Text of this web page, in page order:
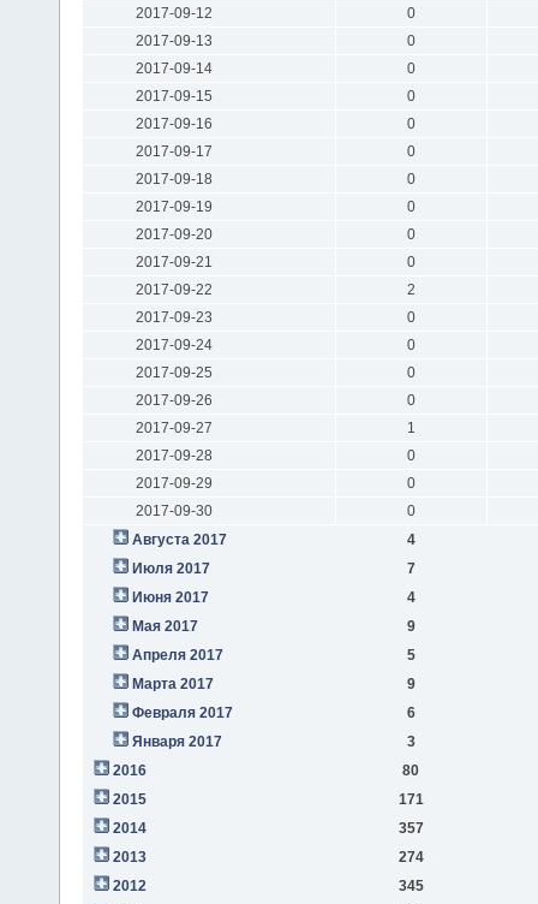
2017-09-12
0
2017-09-13
0
2017-09-14
0
2017-09-15
0
2017-09-16
0
2017-09-17
0
2017-09-18
0
2017-09-19
0
2017-09-20
0
2017-09-21
0
2017-09-22
2
2017-09-23
0
2017-09-24
0
2017-09-25
0
2017-09-26
0
2017-09-27
1
2017-09-28
0
2017-09-29
0
2017-09-30
0
Августа 2017
4
Июля 2017
7
Июня 2017
4
Мая 2017
9
Апреля 2017
5
Марта 2017
9
Февраля 2017
6
Января 2017
3
2016
80
2015
171
2014
357
2013
274
2012
345